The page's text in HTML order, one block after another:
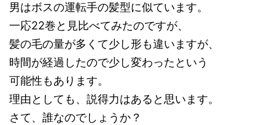
男はボスの運転手の髪型に似ています。
一応22巻と見比べてみたのですが、
髪の毛の量が多くて少し形も違いますが、
時間が経過したので少し変わったという
可能性もあります。
理由としても、説得力はあると思います。
さて、誰なのでしょうか？